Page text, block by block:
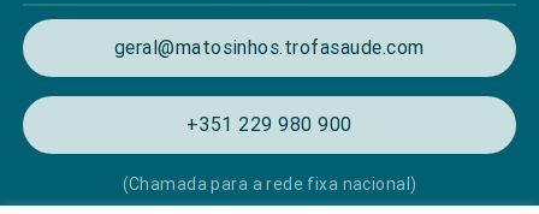
geral@matosinhos.trofasaude.com
+351 229 980 900
(Chamada para a rede fixa nacional)